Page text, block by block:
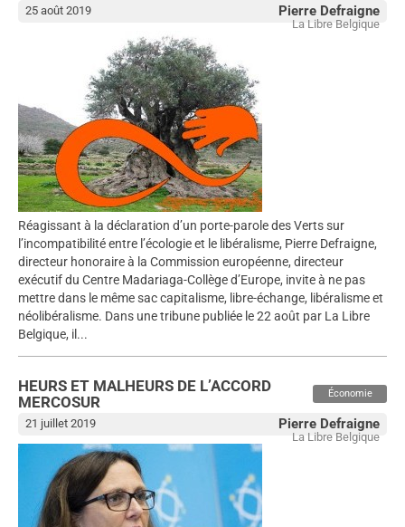
Pierre Defraigne
La Libre Belgique
25 août 2019
Réagissant à la déclaration d’un porte-parole des Verts sur
l’incompatibilité entre l’écologie et le libéralisme, Pierre Defraigne,
directeur honoraire à la Commission européenne, directeur
exécutif du Centre Madariaga-Collège d’Europe, invite à ne pas
mettre dans le même sac capitalisme, libre-échange, libéralisme et
néolibéralisme. Dans une tribune publiée le 22 août par La Libre
Belgique, il...
Économie
HEURS ET MALHEURS DE L’ACCORD
MERCOSUR
Pierre Defraigne
La Libre Belgique
21 juillet 2019